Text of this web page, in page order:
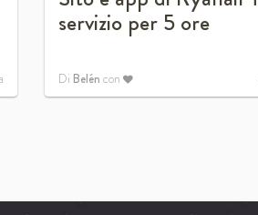
servizio per 5 ore
Di Belén con